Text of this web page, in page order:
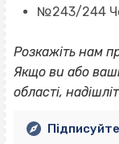
№243/244
Розкажіть нам
Якщо ви або
області,